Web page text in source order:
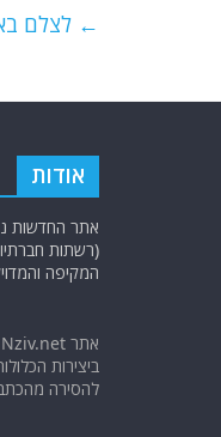
s
p
← לצלם
אודות
אתר החדשות
(רשתות
המקיפה
ביצירות
להסירה